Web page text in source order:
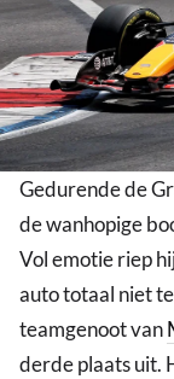
Gedurende de
de wanhopige
Vol emotie riep
auto totaal niet
teamgenoot van
derde plaats uit.